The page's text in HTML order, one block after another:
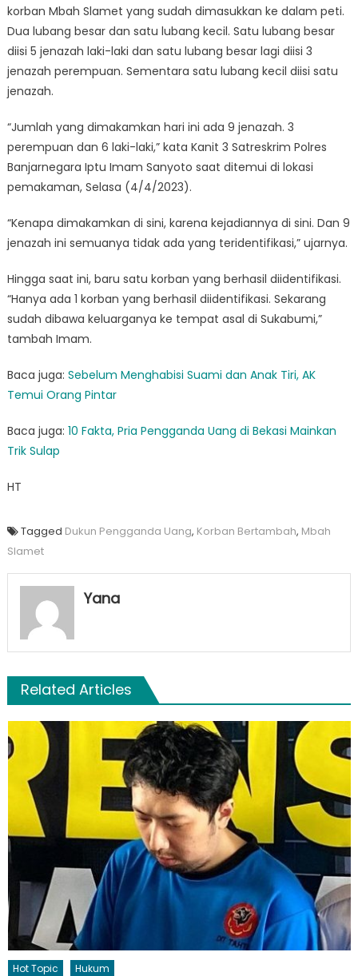
korban Mbah Slamet yang sudah dimasukkan ke dalam peti.
Dua lubang besar dan satu lubang kecil. Satu lubang besar
diisi 5 jenazah laki-laki dan satu lubang besar lagi diisi 3
jenazah perempuan. Sementara satu lubang kecil diisi satu
jenazah.
“Jumlah yang dimakamkan hari ini ada 9 jenazah. 3
perempuan dan 6 laki-laki,” kata Kanit 3 Satreskrim Polres
Banjarnegara Iptu Imam Sanyoto saat ditemui di lokasi
pemakaman, Selasa (4/4/2023).
“Kenapa dimakamkan di sini, karena kejadiannya di sini. Dan 9
jenazah ini semuanya tidak ada yang teridentifikasi,” ujarnya.
Hingga saat ini, baru satu korban yang berhasil diidentifikasi.
“Hanya ada 1 korban yang berhasil diidentifikasi. Sekarang
sudah dibawa keluarganya ke tempat asal di Sukabumi,”
tambah Imam.
Baca juga: Sebelum Menghabisi Suami dan Anak Tiri, AK
Temui Orang Pintar
Baca juga: 10 Fakta, Pria Pengganda Uang di Bekasi Mainkan
Trik Sulap
HT
Tagged Dukun Pengganda Uang, Korban Bertambah, Mbah
Slamet
Yana
Related Articles
Hot Topic Hukum